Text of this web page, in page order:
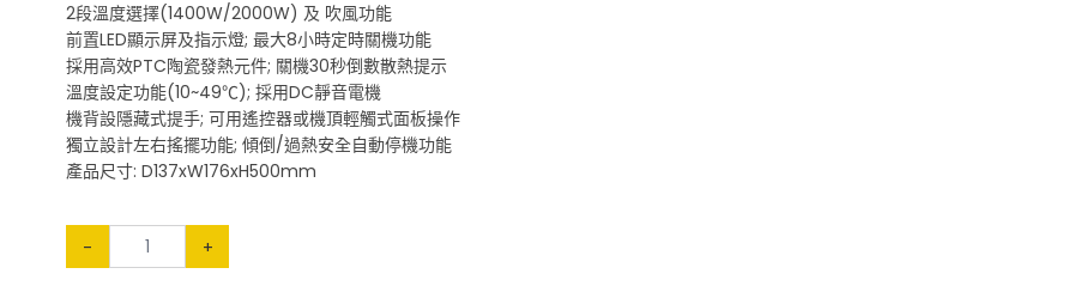
2段溫度選擇(1400W/2000W) 及 吹風功能
前置LED顯示屏及指示燈; 最大8小時定時關機功能
採用高效PTC陶瓷發熱元件; 關機30秒倒數散熱提示
溫度設定功能(10~49℃); 採用DC靜音電機
機背設隱藏式提手; 可用遙控器或機頂輕觸式面板操作
獨立設計左右搖擺功能; 傾倒/過熱安全自動停機功能
產品尺寸: D137xW176xH500mm
- +